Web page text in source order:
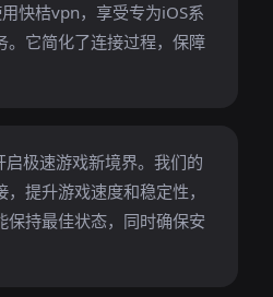
快桔vpn，享受专为iOS系
。它简化了连接过程，保障
极速游戏新境界。我们的
提升游戏速度和稳定性，
保持最佳状态，同时确保安